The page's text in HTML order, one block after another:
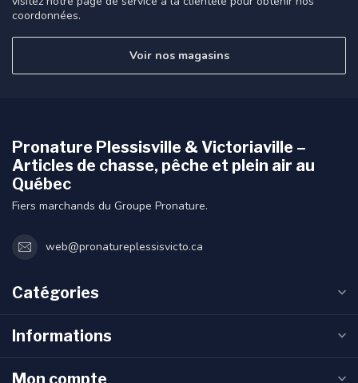
coordonnées.
Voir nos magasins
Pronature Plessisville & Victoriaville –
Articles de chasse, pêche et plein air au
Québec
Fiers marchands du Groupe Pronature.
web@pronatureplessisvicto.ca
Catégories
Informations
Mon compte